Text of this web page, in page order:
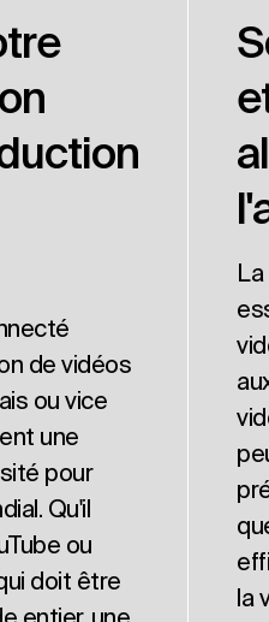
de vidéos
ou vice
une
pour
Qu'il
ou
doit être
la